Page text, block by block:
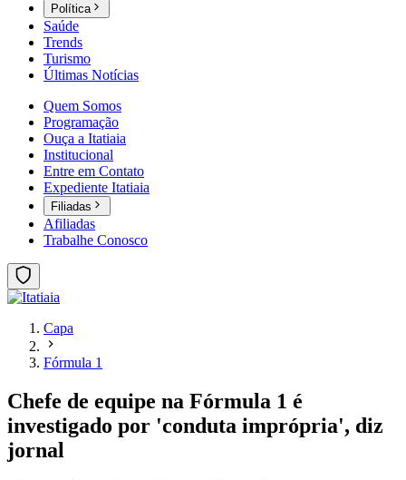
Política
Saúde
Trends
Turismo
Últimas Notícias
Quem Somos
Programação
Ouça a Itatiaia
Institucional
Entre em Contato
Expediente Itatiaia
Filiadas
Afiliadas
Trabalhe Conosco
Capa
Fórmula 1
Chefe de equipe na Fórmula 1 é
investigado por 'conduta imprópria', diz
jornal